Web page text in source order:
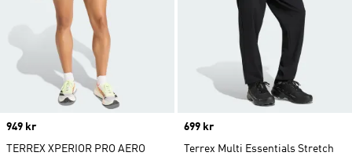
Price
949 kr
TERREX XPERIOR PRO AERO
Price
699 kr
Terrex Multi Essentials Stretch